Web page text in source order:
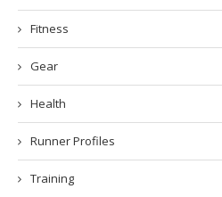
Fitness
Gear
Health
Runner Profiles
Training